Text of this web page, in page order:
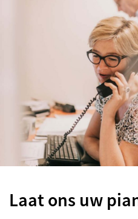
Laat ons uw